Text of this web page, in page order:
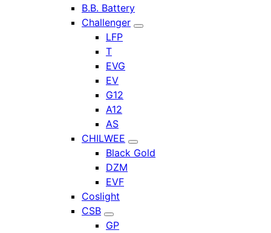
B.B. Battery
Challenger
LFP
T
EVG
EV
G12
A12
AS
CHILWEE
Black Gold
DZM
EVF
Coslight
CSB
GP